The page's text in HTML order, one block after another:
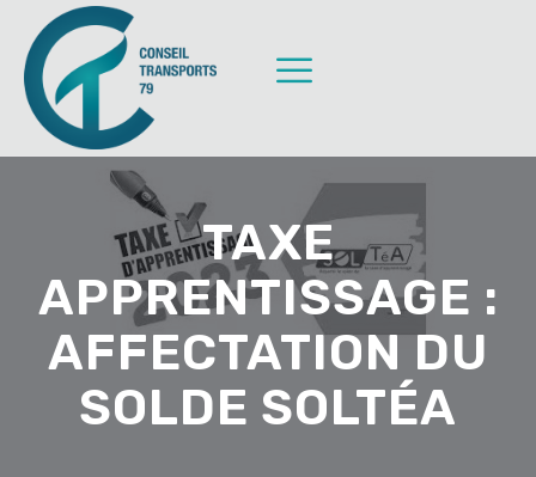
TAXE
APPRENTISSAGE :
AFFECTATION DU
SOLDE SOLTÉA